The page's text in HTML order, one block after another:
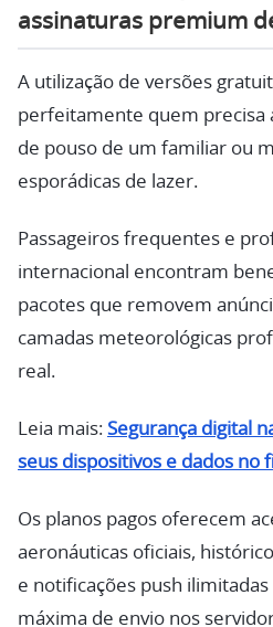
assinaturas premium
A utilização de versões
perfeitamente quem precisa
de pouso de um familiar ou
esporádicas de lazer.
Passageiros frequentes e
internacional encontram
pacotes que removem
camadas meteorológicas
real.
Leia mais: Segurança digital
seus dispositivos e dados no
Os planos pagos oferecem
aeronáuticas oficiais,
e notificações push
máxima de envio nos